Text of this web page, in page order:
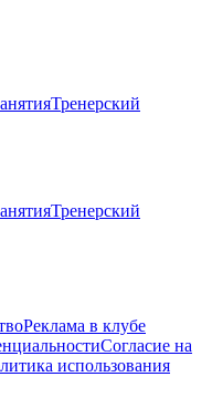
Тренерский
Тренерский
Реклама в клубе
Согласие на
использования